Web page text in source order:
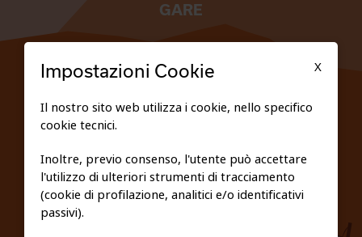
GARE
PRIVACY E COOKIE POLICY
X
Impostazioni Cookie
Il nostro sito web utilizza i cookie, nello specifico
cookie tecnici.
Inoltre, previo consenso, l'utente può accettare
l'utilizzo di ulteriori strumenti di tracciamento
(cookie di profilazione, analitici e/o identificativi
passivi).